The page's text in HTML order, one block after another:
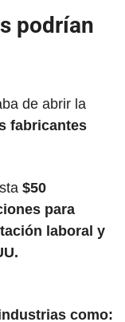
podrían
de abrir la
fabricantes
$50
para
laboral y
como: